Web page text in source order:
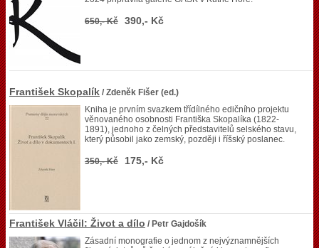
650,- Kč 390,- Kč
František Skopalík / Zdeněk Fišer (ed.)
Kniha je prvním svazkem třídílného edičního projektu
věnovaného osobnosti Františka Skopalíka (1822-
1891), jednoho z čelných představitelů selského stavu,
který působil jako zemský, později i říšský poslanec.
350,- Kč 175,- Kč
František Vláčil: Život a dílo / Petr Gajdošík
Zásadní monografie o jednom z nejvýznamnějších